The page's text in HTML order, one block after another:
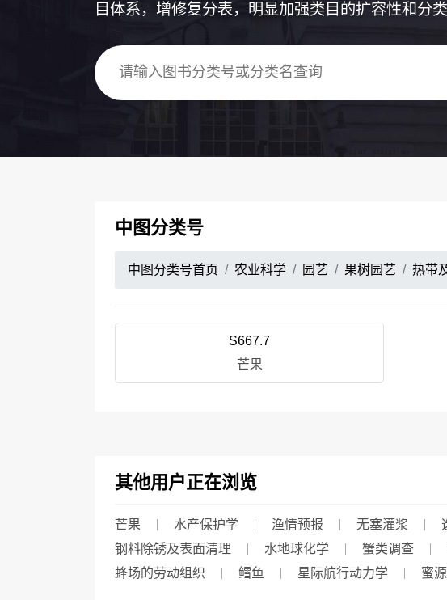
目体系，增修复分表，明显加强类目的扩容性和分类
中图分类号
中图分类号首页 农业科学 园艺 果树园艺 热带
S667.7
芒果
其他用户正在浏览
芒果 水产保护学 渔情预报 无塞灌浆
钢料除锈及表面清理
水地球化学 蟹类调查
蜂场的劳动组织
鳕鱼 星际航行动力学 蜜